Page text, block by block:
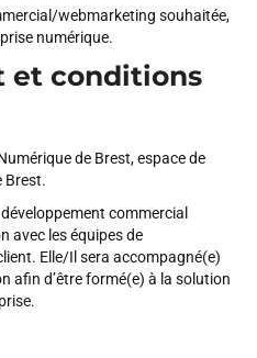
webmarketing souhaitée,
numérique.
et conditions
de Brest, espace de
Brest.
commercial
avec les équipes de
Elle/Il sera accompagné(e)
afin d’être formé(e) à la solution